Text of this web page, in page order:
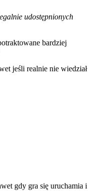
udostępnionych
bardziej
jeśli realnie nie wiedział
gdy gra się uruchamia i